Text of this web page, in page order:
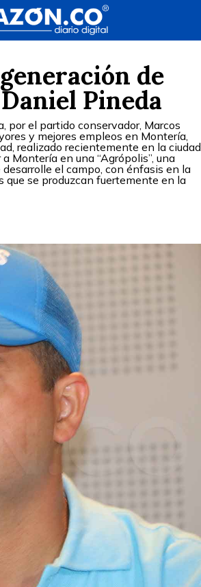
de
Pineda
por el partido conservador, Marcos
y mejores empleos en Montería,
realizado recientemente en la ciudad.
Montería en una “Agrópolis”, una
el campo, con énfasis en la
que se produzcan fuertemente en la